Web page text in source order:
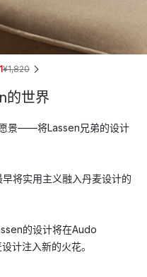
¥1,820
的世界
景——将Lassen兄弟的设计
将实用主义融入丹麦设计的
的设计将在Audo
计注入新的火花。